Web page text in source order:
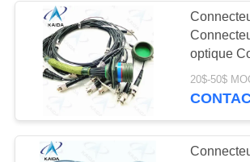
PRIVÉE
optique
fibre
m
20$-50$